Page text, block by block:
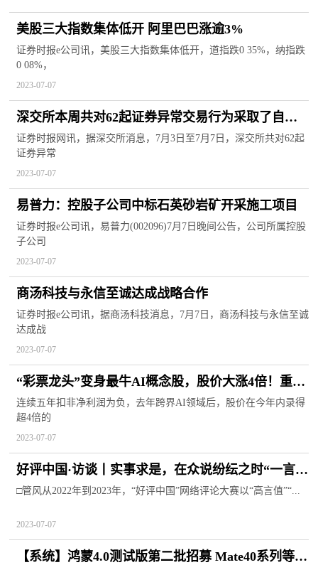
美股三大指数集体低开 阿里巴巴涨逾3%
证券时报e公司讯，美股三大指数集体低开，道指跌0 35%，纳指跌
0 08%，
2023-07-07
深交所本周共对62起证券异常交易行为采取了自律
监管措施
证券时报网讯，据深交所消息，7月3日至7月7日，深交所共对62起
证券异常
2023-07-07
易普力：控股子公司中标石英砂岩矿开采施工项目
证券时报e公司讯，易普力(002096)7月7日晚间公告，公司所属控股
子公司
2023-07-07
商汤科技与永信至诚达成战略合作
证券时报e公司讯，据商汤科技消息，7月7日，商汤科技与永信至诚
达成战
2023-07-07
“彩票龙头”变身最牛AI概念股，股价大涨4倍！重奖
美女CEO超6500万元股权
连续五年扣非净利润为负，去年跨界AI领域后，股价在今年内录得
超4倍的
2023-07-07
好评中国·访谈丨实事求是，在众说纷纭之时“一言立
骨”
□管风从2022年到2023年，“好评中国”网络评论大赛以“高言值”“...
2023-07-07
【系统】鸿蒙4.0测试版第二批招募 Mate40系列等机